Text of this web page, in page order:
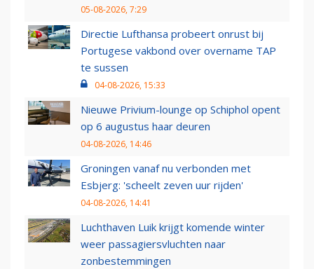
05-08-2026, 7:29
Directie Lufthansa probeert onrust bij
Portugese vakbond over overname TAP
te sussen
04-08-2026, 15:33
Nieuwe Privium-lounge op Schiphol opent
op 6 augustus haar deuren
04-08-2026, 14:46
Groningen vanaf nu verbonden met
Esbjerg: 'scheelt zeven uur rijden'
04-08-2026, 14:41
Luchthaven Luik krijgt komende winter
weer passagiersvluchten naar
zonbestemmingen